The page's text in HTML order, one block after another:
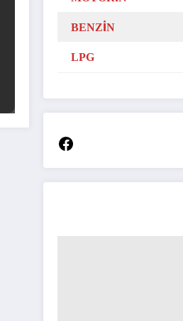
BENZİN
LPG
Facebook